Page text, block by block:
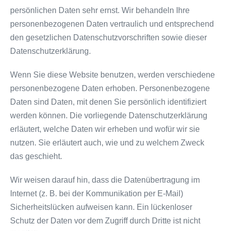
persönlichen Daten sehr ernst. Wir behandeln Ihre
personenbezogenen Daten vertraulich und entsprechend
den gesetzlichen Datenschutzvorschriften sowie dieser
Datenschutzerklärung.
Wenn Sie diese Website benutzen, werden verschiedene
personenbezogene Daten erhoben. Personenbezogene
Daten sind Daten, mit denen Sie persönlich identifiziert
werden können. Die vorliegende Datenschutzerklärung
erläutert, welche Daten wir erheben und wofür wir sie
nutzen. Sie erläutert auch, wie und zu welchem Zweck
das geschieht.
Wir weisen darauf hin, dass die Datenübertragung im
Internet (z. B. bei der Kommunikation per E-Mail)
Sicherheitslücken aufweisen kann. Ein lückenloser
Schutz der Daten vor dem Zugriff durch Dritte ist nicht